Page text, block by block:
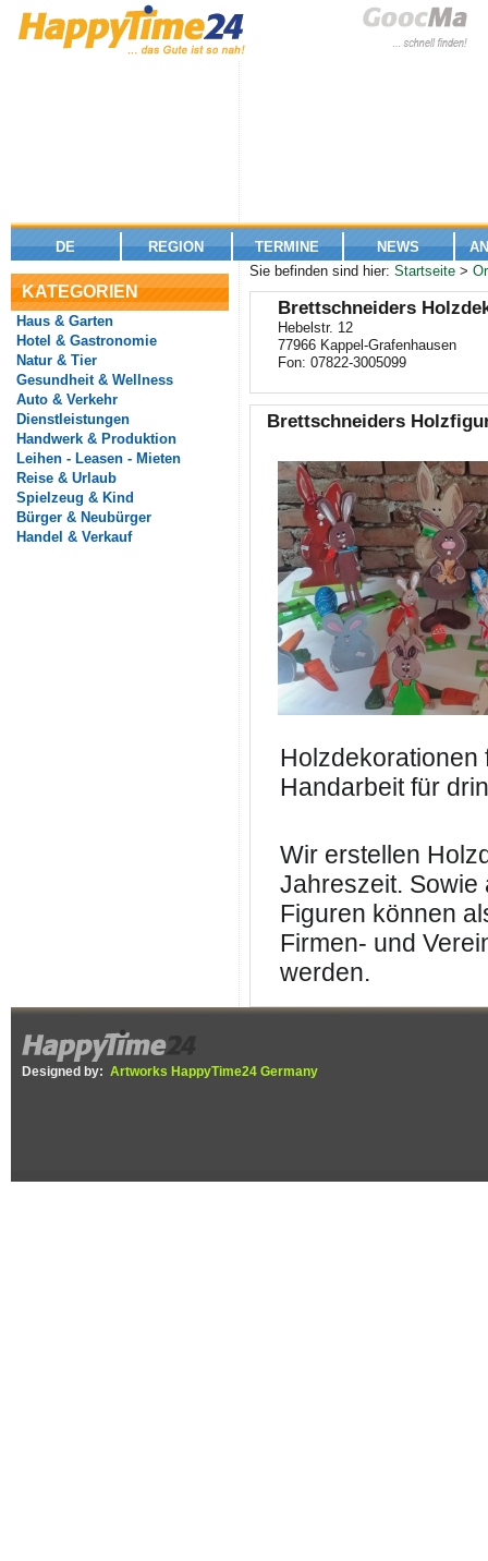
DE REGION TERMINE NEWS
KATEGORIEN
Haus & Garten
Hotel & Gastronomie
Natur & Tier
Gesundheit & Wellness
Auto & Verkehr
Dienstleistungen
Handwerk & Produktion
Leihen - Leasen - Mieten
Reise & Urlaub
Spielzeug & Kind
Bürger & Neubürger
Handel & Verkauf
Sie befinden sind hier: Startseite >
Brettschneiders
Hebelstr. 12
77966 Kappel-Grafenhausen
Fon: 07822-3005099
Brettschneiders
Holzdekorationen
Handarbeit für
Wir erstellen
Jahreszeit. Sowie
Figuren können
Firmen- und
werden.
Designed by: Artworks HappyTime24 Germany